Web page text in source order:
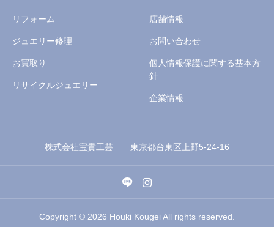
リフォーム
ジュエリー修理
お買取り
リサイクルジュエリー
店舗情報
お問い合わせ
個人情報保護に関する基本方
針
企業情報
株式会社宝貴工芸 東京都台東区上野5-24-16
Copyright © 2026 Houki Kougei All rights reserved.